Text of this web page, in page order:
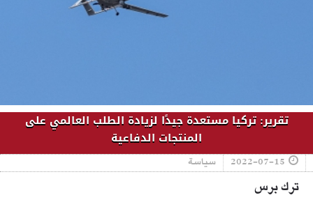
تقرير: تركيا مستعدة جيدًا لزيادة الطلب العالمي على
المنتجات الدفاعية
2022-07-15 سياسة
ترك برس